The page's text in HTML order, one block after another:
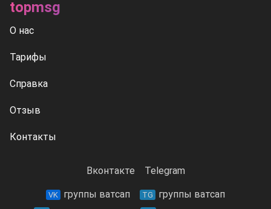
topmsg
О нас
Тарифы
Справка
Отзыв
Контакты
Вконтакте Telegram
VK группы ватсап TG группы ватсап